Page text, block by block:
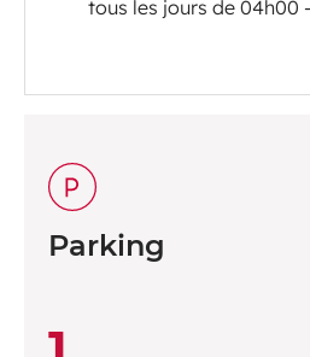
tous les jours de 04h00
Parking